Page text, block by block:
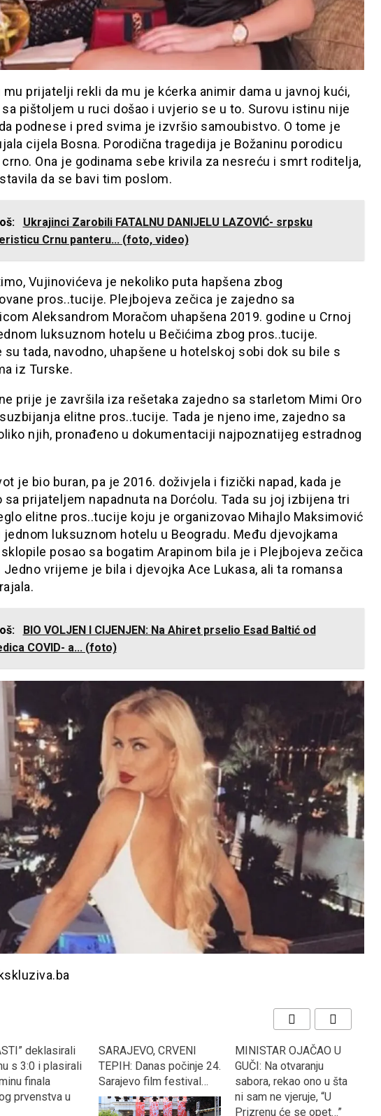
mu prijatelji rekli da mu je kćerka animir dama u javnoj kući,
pištoljem u ruci došao i uvjerio se u to. Surovu istinu nije
podnese i pred svima je izvršio samoubistvo. O tome je
cijela Bosna. Porodična tragedija je Božaninu porodicu
crno. Ona je godinama sebe krivila za nesreću i smrt roditelja,
da se bavi tim poslom.
Ukrajinci Zarobili FATALNU DANIJELU LAZOVIĆ- srpsku
Crnu panteru... (foto, video)
Vujinovićeva je nekoliko puta hapšena zbog
pros..tucije. Plejbojeva zečica je zajedno sa
Aleksandrom Moračom uhapšena 2019. godine u Crnoj
luksuznom hotelu u Bečićima zbog pros..tucije.
su tada, navodno, uhapšene u hotelskoj sobi dok su bile s
iz Turske.
prije je završila iza rešetaka zajedno sa starletom Mimi Oro
elitne pros..tucije. Tada je njeno ime, zajedno sa
njih, pronađeno u dokumentaciji najpoznatijeg estradnog
je bio buran, pa je 2016. doživjela i fizički napad, kada je
sa prijateljem napadnuta na Dorćolu. Tada su joj izbijena tri
elitne pros..tucije koju je organizovao Mihajlo Maksimović
jednom luksuznom hotelu u Beogradu. Među djevojkama
posao sa bogatim Arapinom bila je i Plejbojeva zečica
Jedno vrijeme je bila i djevojka Ace Lukasa, ali ta romansa
BIO VOLJEN I CIJENJEN: Na Ahiret prselio Esad Baltić od
COVID- a... (foto)
deklasirali
s 3:0 i plasirali
finala
prvenstva u
SARAJEVO, CRVENI
TEPIH: Danas počinje 24.
Sarajevo film festival…
MINISTAR OJAČAO U
GUČI: Na otvaranju
sabora, rekao ono u šta
ni sam ne vjeruje, “U
Prizrenu će se opet…”